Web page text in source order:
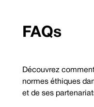
FAQs
Découvrez
normes éthiques
et de ses